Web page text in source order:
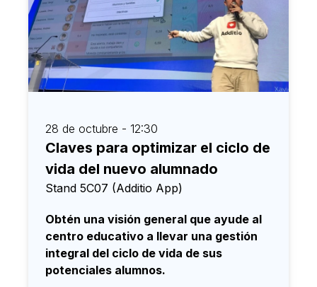
28 de octubre - 12:30
Claves para optimizar el ciclo de
vida del nuevo alumnado
Stand 5C07 (Additio App)
Obtén una visión general que ayude al
centro educativo a llevar una gestión
integral del ciclo de vida de sus
potenciales alumnos.